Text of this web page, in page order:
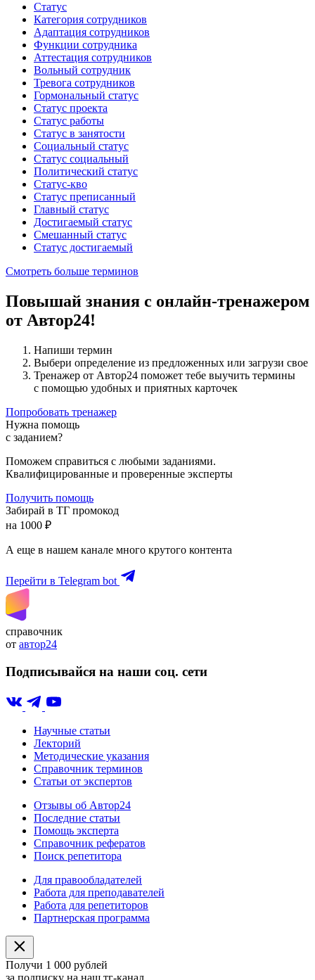
Статус
Категория сотрудников
Адаптация сотрудников
Функции сотрудника
Аттестация сотрудников
Вольный сотрудник
Тревога сотрудников
Гормональный статус
Статус проекта
Статус работы
Статус в занятости
Социальный статус
Статус социальный
Политический статус
Статус-кво
Статус преписанный
Главный статус
Достигаемый статус
Смешанный статус
Статус достигаемый
Смотреть больше терминов
Повышай знания с онлайн-тренажером
от Автор24!
Напиши термин
Выбери определение из предложенных или загрузи свое
Тренажер от Автор24 поможет тебе выучить термины
с помощью удобных и приятных карточек
Попробовать тренажер
Нужна помощь
с заданием?
Поможем справиться с любыми заданиями.
Квалифицированные и проверенные эксперты
Получить помощь
Забирай в ТГ промокод
на 1000 ₽
А еще в нашем канале много крутого контента
Перейти в Telegram bot
справочник
от автор24
Подписывайся на наши соц. сети
Научные статьи
Лекторий
Методические указания
Справочник терминов
Статьи от экспертов
Отзывы об Автор24
Последние статьи
Помощь эксперта
Справочник рефератов
Поиск репетитора
Для правообладателей
Работа для преподавателей
Работа для репетиторов
Партнерская программа
Получи 1 000 рублей
за подписку на наш тг-канал